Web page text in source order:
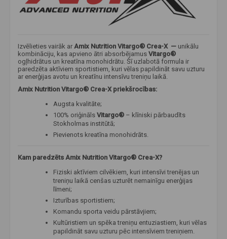
Izvēlieties vairāk ar Amix Nutrition Vitargo® Crea-X ​ — unikālu
kombināciju, kas apvieno ātri absorbējamus Vitargo®
ogļhidrātus un kreatīna monohidrātu. Šī uzlabotā formula ir
paredzēta aktīviem sportistiem, kuri vēlas papildināt savu uzturu
ar enerģijas avotu un kreatīnu intensīvu treniņu laikā.
Amix Nutrition Vitargo® Crea-X priekšrocības:
Augsta kvalitāte;
100% oriģināls Vitargo® – klīniski pārbaudīts
Stokholmas institūtā;
Pievienots kreatīna monohidrāts.
Kam paredzēts Amix Nutrition Vitargo® Crea-X?
Fiziski aktīviem cilvēkiem, kuri intensīvi trenējas un
treniņu laikā cenšas uzturēt nemainīgu enerģijas
līmeni;
Izturības sportistiem;
Komandu sporta veidu pārstāvjiem;
Kultūristiem un spēka treniņu entuziastiem, kuri vēlas
papildināt savu uzturu pēc intensīviem treniņiem.